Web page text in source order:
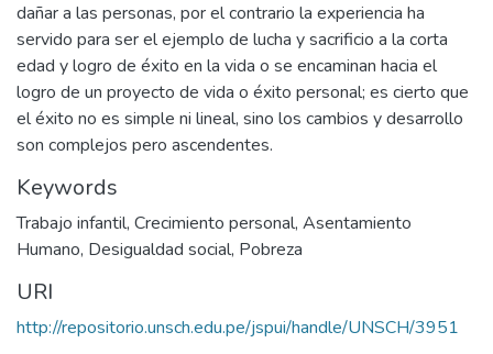
dañar a las personas, por el contrario la experiencia ha
servido para ser el ejemplo de lucha y sacrificio a la corta
edad y logro de éxito en la vida o se encaminan hacia el
logro de un proyecto de vida o éxito personal; es cierto que
el éxito no es simple ni lineal, sino los cambios y desarrollo
son complejos pero ascendentes.
Keywords
Trabajo infantil, Crecimiento personal, Asentamiento
Humano, Desigualdad social, Pobreza
URI
http://repositorio.unsch.edu.pe/jspui/handle/UNSCH/3951